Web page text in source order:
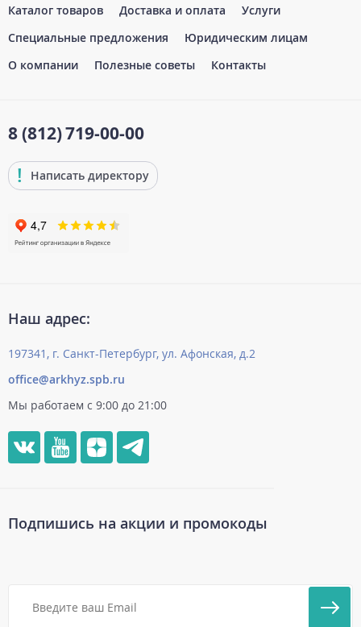
Каталог товаров Доставка и оплата
Услуги
Специальные предложения
Юридическим лицам
О компании
Полезные советы Контакты
8 (812)719-00-00
Написать директору
Наш адрес:
197341, г. Санкт-Петербург, ул. Афонская, д.2
office@arkhyz.spb.ru
Мы работаем с 9:00 до 21:00
Подпишись на акции и промокоды